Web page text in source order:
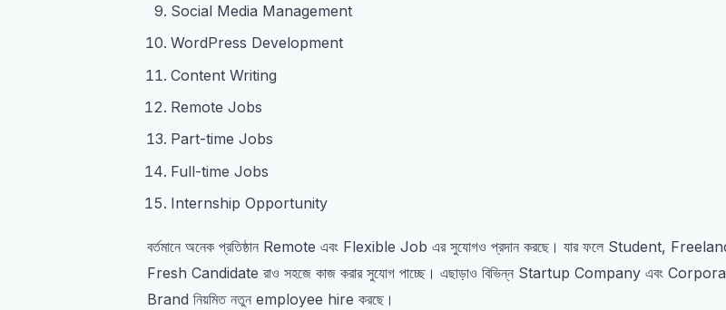
Social Media Management
WordPress Development
Content Writing
Remote Jobs
Part-time Jobs
Full-time Jobs
Internship Opportunity
বর্তমানে অনেক প্রতিষ্ঠান Remote এবং Flexible Job এর সুযোগও প্রদান করছে। যার ফলে Student,
Fresh Candidate রাও সহজে কাজ করার সুযোগ পাচ্ছে। এছাড়াও বিভিন্ন Startup Company এবং
Brand নিয়মিত নতুন employee hire করছে।